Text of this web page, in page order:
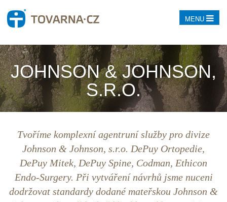
MENU
JOHNSON & JOHNSON,
S.R.O.
Tvoříme komplexní agentruní služby pro divize
Johnson & Johnson, s.r.o. DePuy Ortopedie,
DePuy Mitek, DePuy Spine, Codman, Ethicon
Endo-Surgery. Při vytváření návrhů jsme nuceni
dodržovat standardy dodané mateřskou Johnson &